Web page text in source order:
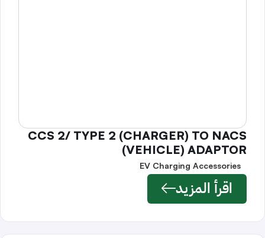
CCS 2/ TYPE 2 (CHARGER) TO NACS
(VEHICLE) ADAPTOR
EV Charging Accessories
اقرأ المزيد